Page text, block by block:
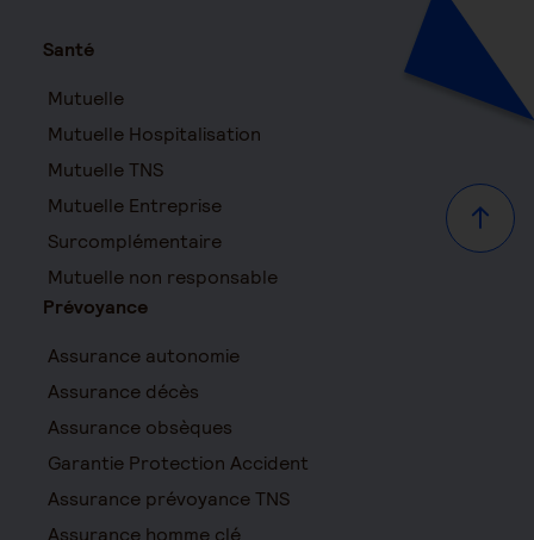
Haut
Santé
Mutuelle
Mutuelle Hospitalisation
Mutuelle TNS
Mutuelle Entreprise
Surcomplémentaire
Mutuelle non responsable
Prévoyance
Assurance autonomie
Assurance décès
Assurance obsèques
Garantie Protection Accident
Assurance prévoyance TNS
Assurance homme clé